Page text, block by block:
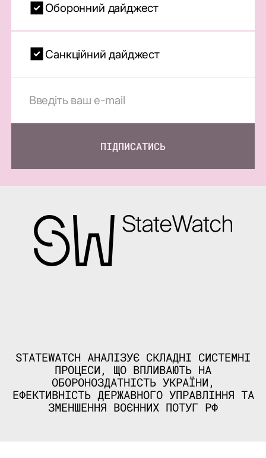
Оборонний дайджест
Санкційний дайджест
ПІДПИСАТИСЬ
STATEWATCH АНАЛІЗУЄ СКЛАДНІ СИСТЕМНІ
ПРОЦЕСИ, ЩО ВПЛИВАЮТЬ НА
ОБОРОНОЗДАТНІСТЬ УКРАЇНИ,
ЕФЕКТИВНІСТЬ ДЕРЖАВНОГО УПРАВЛІННЯ ТА
ЗМЕНШЕННЯ ВОЄННИХ ПОТУГ РФ